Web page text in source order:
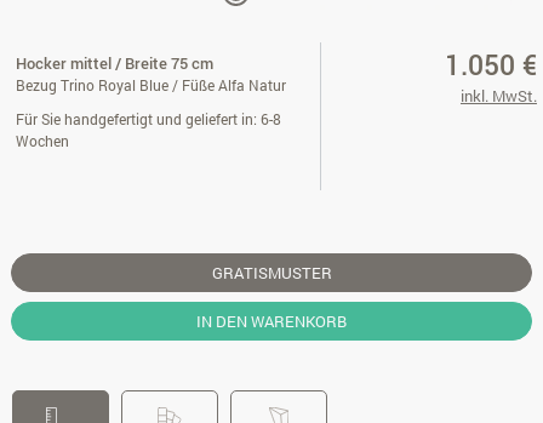
Hocker mittel / Breite 75 cm
Bezug Trino Royal Blue / Füße Alfa Natur
Für Sie handgefertigt und geliefert in: 6-8
Wochen
1.050 €
inkl. MwSt.
GRATISMUSTER
IN DEN WARENKORB